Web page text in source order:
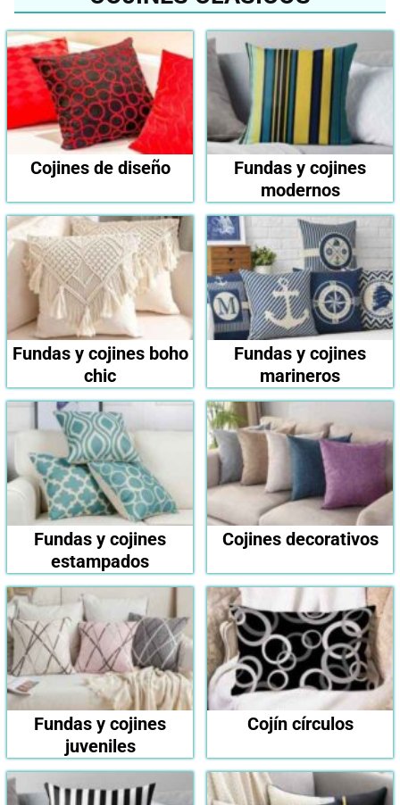
Cojines de diseño
Fundas y cojines
modernos
Fundas y cojines boho
chic
Fundas y cojines
marineros
Fundas y cojines
estampados
Cojines decorativos
Fundas y cojines
juveniles
Cojín círculos